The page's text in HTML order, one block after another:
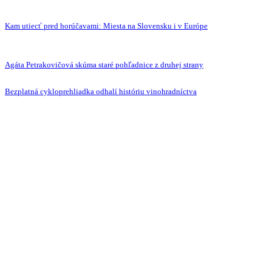
Kam utiecť pred horúčavami: Miesta na Slovensku i v Európe
Agáta Petrakovičová skúma staré pohľadnice z druhej strany
Bezplatná cykloprehliadka odhalí históriu vinohradníctva